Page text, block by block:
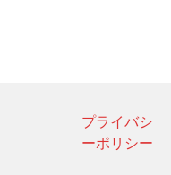
プライバシ
ーポリシー